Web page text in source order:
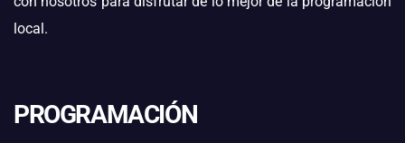
local.
PROGRAMACIÓN